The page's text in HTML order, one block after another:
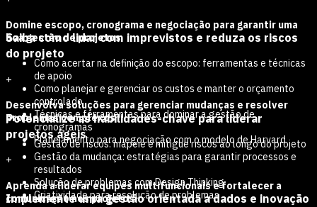
Domine escopo, cronograma e negociação para garantir uma
boa gestão de projetos
Como acertar na definição do escopo: ferramentas e técnicas
de apoio
Como planejar e gerenciar os custos e manter o orçamento
controlado
Técnicas e ferramentas para dominar a gestão de
cronogramas
Planejamento para negociação com o modelo de Harvard
Saiba como lidar com imprevistos e reduza os riscos
do projeto
+
Desenvolva soluções para gerenciar mudanças e resolver
problemas complexos
Gestão de riscos: mapeie e mitigue riscos ao longo do projeto
Gestão da mudança: estratégias para garantir processos e
resultados
Solução de problemas com Design Thinking
Criatividade para resolução de problemas
Potencialize as habilidades-chave para liderar
projetos ágeis
+
Aprenda a liderar equipes multifuncionais e fortalecer a
comunicação nos projetos
Implemente uma gestão orientada a dados e inovação